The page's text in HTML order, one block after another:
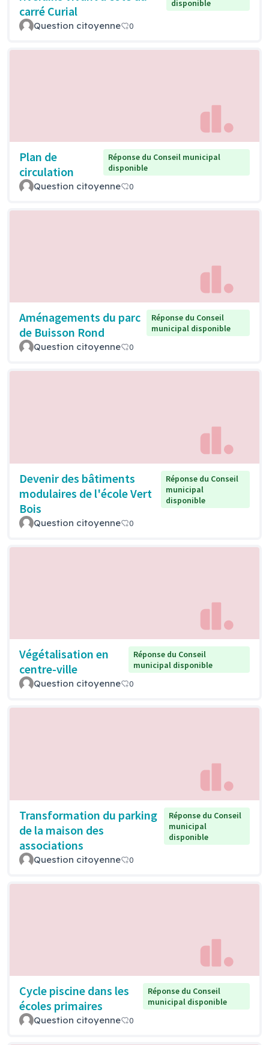
carré Curial
disponible
Question citoyenne 0
Plan de
circulation
Réponse du Conseil municipal
disponible
Question citoyenne 0
Aménagements du parc
de Buisson Rond
Réponse du Conseil
municipal disponible
Question citoyenne 0
Devenir des bâtiments
modulaires de l'école Vert
Bois
Réponse du Conseil
municipal
disponible
Question citoyenne 0
Végétalisation en
centre-ville
Réponse du Conseil
municipal disponible
Question citoyenne 0
Transformation du parking
de la maison des
associations
Réponse du Conseil
municipal
disponible
Question citoyenne 0
Cycle piscine dans les
écoles primaires
Réponse du Conseil
municipal disponible
Question citoyenne 0